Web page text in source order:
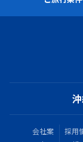
会社案
採用